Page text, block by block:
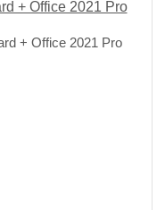
+ Office 2021 Pro